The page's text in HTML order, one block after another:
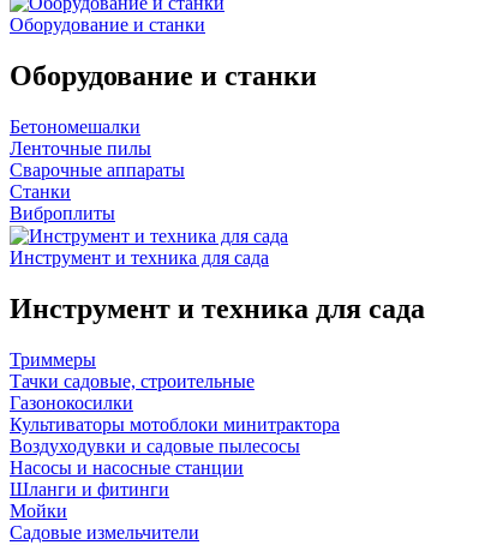
Оборудование и станки
Оборудование и станки
Бетономешалки
Ленточные пилы
Сварочные аппараты
Станки
Виброплиты
Инструмент и техника для сада
Инструмент и техника для сада
Триммеры
Тачки садовые, строительные
Газонокосилки
Культиваторы мотоблоки минитрактора
Воздуходувки и садовые пылесосы
Насосы и насосные станции
Шланги и фитинги
Мойки
Садовые измельчители